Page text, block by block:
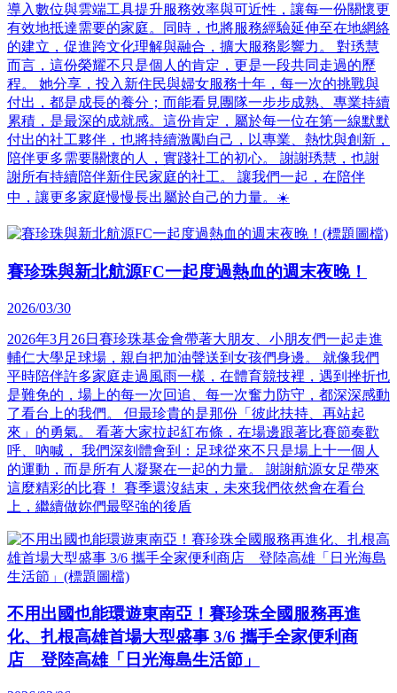
導入數位與雲端工具提升服務效率與可近性，讓每一份關懷更
有效地抵達需要的家庭。同時，也將服務經驗延伸至在地網絡
的建立，促進跨文化理解與融合，擴大服務影響力。 對琇慧
而言，這份榮耀不只是個人的肯定，更是一段共同走過的歷
程。 她分享，投入新住民與婦女服務十年，每一次的挑戰與
付出，都是成長的養分；而能看見團隊一步步成熟、專業持續
累積，是最深的成就感。這份肯定，屬於每一位在第一線默默
付出的社工夥伴，也將持續激勵自己，以專業、熱忱與創新，
陪伴更多需要關懷的人，實踐社工的初心。 謝謝琇慧，也謝
謝所有持續陪伴新住民家庭的社工。 讓我們一起，在陪伴
中，讓更多家庭慢慢長出屬於自己的力量。☀️
賽珍珠與新北航源FC一起度過熱血的週末夜晚！
2026/03/30
2026年3月26日賽珍珠基金會帶著大朋友、小朋友們一起走進
輔仁大學足球場，親自把加油聲送到女孩們身邊。 就像我們
平時陪伴許多家庭走過風雨一樣，在體育競技裡，遇到挫折也
是難免的，場上的每一次回追、每一次奮力防守，都深深感動
了看台上的我們。 但最珍貴的是那份「彼此扶持、再站起
來」的勇氣。 看著大家拉起紅布條，在場邊跟著比賽節奏歡
呼、吶喊， 我們深刻體會到：足球從來不只是場上十一個人
的運動，而是所有人凝聚在一起的力量。 謝謝航源女足帶來
這麼精彩的比賽！ 賽季還沒結束，未來我們依然會在看台
上，繼續做妳們最堅強的後盾
不用出國也能環遊東南亞！賽珍珠全國服務再進
化、扎根高雄首場大型盛事 3/6 攜手全家便利商
店 登陸高雄「日光海島生活節」